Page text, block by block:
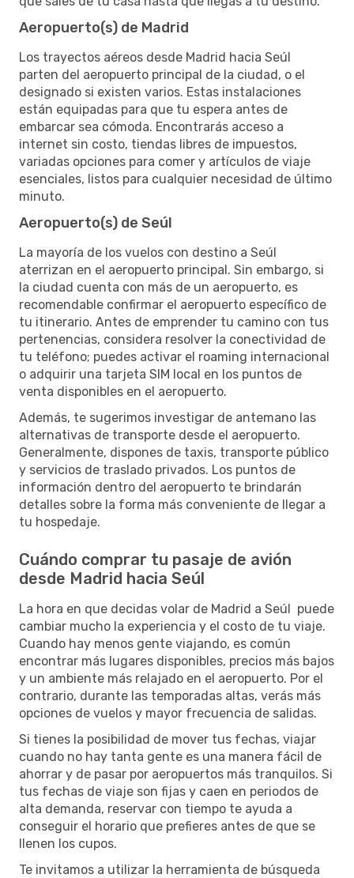
Aeropuerto(s) de Madrid
Los trayectos aéreos desde Madrid hacia Seúl
parten del aeropuerto principal de la ciudad, o el
designado si existen varios. Estas instalaciones
están equipadas para que tu espera antes de
embarcar sea cómoda. Encontrarás acceso a
internet sin costo, tiendas libres de impuestos,
variadas opciones para comer y artículos de viaje
esenciales, listos para cualquier necesidad de último
minuto.
Aeropuerto(s) de Seúl
La mayoría de los vuelos con destino a Seúl
aterrizan en el aeropuerto principal. Sin embargo, si
la ciudad cuenta con más de un aeropuerto, es
recomendable confirmar el aeropuerto específico de
tu itinerario. Antes de emprender tu camino con tus
pertenencias, considera resolver la conectividad de
tu teléfono; puedes activar el roaming internacional
o adquirir una tarjeta SIM local en los puntos de
venta disponibles en el aeropuerto.
Además, te sugerimos investigar de antemano las
alternativas de transporte desde el aeropuerto.
Generalmente, dispones de taxis, transporte público
y servicios de traslado privados. Los puntos de
información dentro del aeropuerto te brindarán
detalles sobre la forma más conveniente de llegar a
tu hospedaje.
Cuándo comprar tu pasaje de avión
desde Madrid hacia Seúl
La hora en que decidas volar de Madrid a Seúl puede
cambiar mucho la experiencia y el costo de tu viaje.
Cuando hay menos gente viajando, es común
encontrar más lugares disponibles, precios más bajos
y un ambiente más relajado en el aeropuerto. Por el
contrario, durante las temporadas altas, verás más
opciones de vuelos y mayor frecuencia de salidas.
Si tienes la posibilidad de mover tus fechas, viajar
cuando no hay tanta gente es una manera fácil de
ahorrar y de pasar por aeropuertos más tranquilos. Si
tus fechas de viaje son fijas y caen en periodos de
alta demanda, reservar con tiempo te ayuda a
conseguir el horario que prefieres antes de que se
llenen los cupos.
Te invitamos a utilizar la herramienta de búsqueda